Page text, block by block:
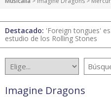
Destacado: 'Foreign tongues'
estudio de los Rolling Stones
Imagine Dragons